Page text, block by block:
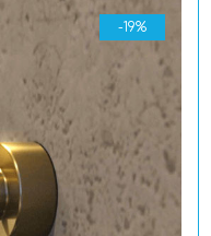
-19%